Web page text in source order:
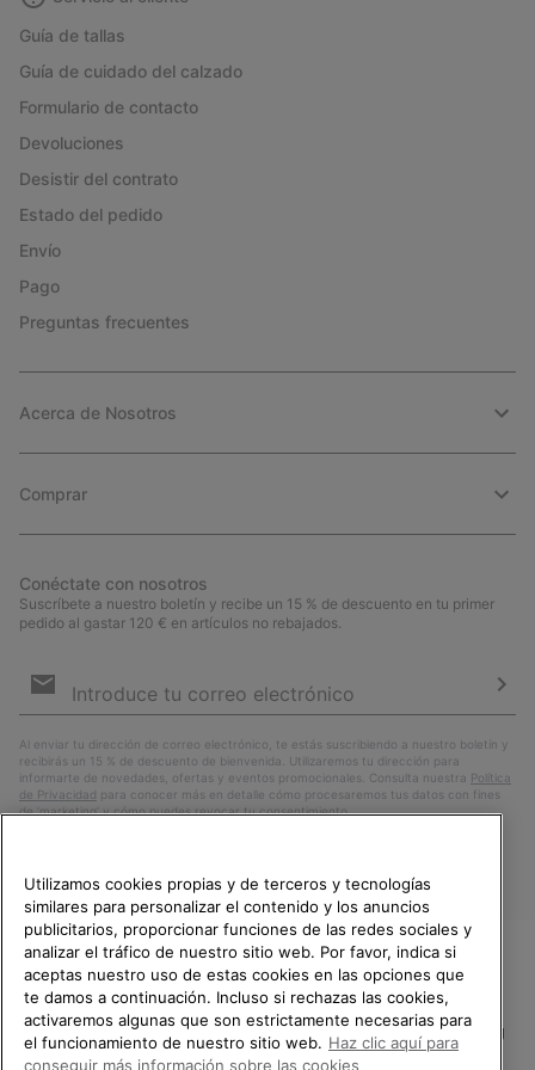
Guía de tallas
Guía de cuidado del calzado
Formulario de contacto
Devoluciones
Desistir del contrato
Estado del pedido
Envío
Pago
Preguntas frecuentes
Acerca de Nosotros
Comprar
Conéctate con nosotros
Suscríbete a nuestro boletín y recibe un 15 % de descuento en tu primer
pedido al gastar 120 € en artículos no rebajados.
de
Al enviar tu dirección de correo electrónico, te estás suscribiendo a nuestro boletín y
recibirás un 15 % de descuento de bienvenida. Utilizaremos tu dirección para
informarte de novedades, ofertas y eventos promocionales. Consulta nuestra Política
de Privacidad para conocer más en detalle cómo procesaremos tus datos con fines
de ’marketing’ y cómo puedes revocar tu consentimiento.
España
TE DAMOS LA BIENVENIDA A
SOREL.
POR FAVOR, SELECCIONA TU
PAÍS.
Utilizamos cookies propias y de terceros y tecnologías
similares para personalizar el contenido y los anuncios
publicitarios, proporcionar funciones de las redes sociales y
analizar el tráfico de nuestro sitio web. Por favor, indica si
aceptas nuestro uso de estas cookies en las opciones que
te damos a continuación. Incluso si rechazas las cookies,
activaremos algunas que son estrictamente necesarias para
el funcionamiento de nuestro sitio web. Haz clic aquí para
conseguir más información sobre las cookies